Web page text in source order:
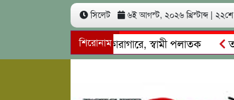
সিলেট ৬ই আগস্ট, ২০২৬ খ্রিস্টাব্দ | ২২শে
শিরোনাম
আত্মসাৎ: স্ত্রী কারাগারে, স্বামী পলাতক
মারধর
নগরীতে কোটি টাকার সম্পত্তি দখলের